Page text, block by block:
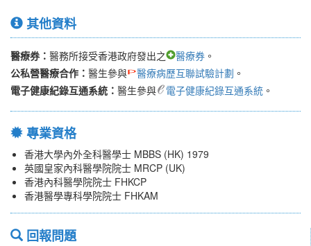
其他資料
醫療券： 醫務所接受香港政府發出之 醫療券 。
公私營醫療合作： 醫生參與 醫療病歷互聯試驗計劃 。
電子健康紀錄互通系統： 醫生參與 電子健康紀錄互通系統 。
專業資格
香港大學內外全科醫學士 MBBS (HK) 1979
英國皇家內科醫學院院士 MRCP (UK)
香港內科醫學院院士 FHKCP
香港醫學專科學院院士 FHKAM
回報問題